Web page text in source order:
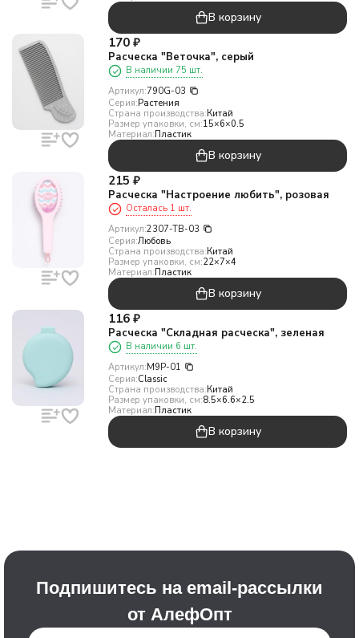
В корзину
170 ₽
Расческа "Веточка", серый
В наличии 75 шт.
Артикул:790G-03
Серия:Растения
Страна производства:Китай
Размер упаковки, см:15×6×0.5
Материал:Пластик
В корзину
215 ₽
Расческа "Настроение любить", розовая
Осталась 1 шт.
Артикул:2307-TB-03
Серия:Любовь
Страна производства:Китай
Размер упаковки, см:22×7×4
Материал:Пластик
В корзину
116 ₽
Расческа "Складная расческа", зеленая
В наличии 6 шт.
Артикул:M9P-01
Серия:Classic
Страна производства:Китай
Размер упаковки, см:8.5×6.6×2.5
Материал:Пластик
В корзину
Подпишитесь на email-рассылки
от АлефОпт